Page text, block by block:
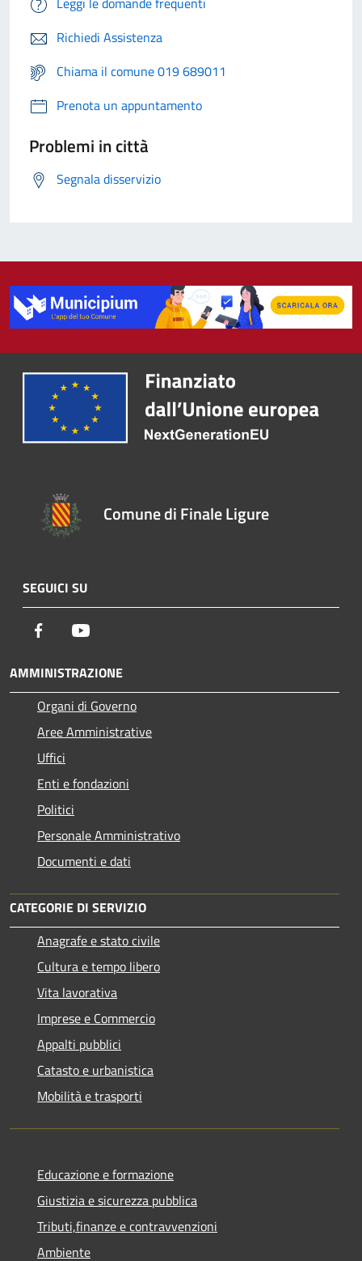
Richiedi Assistenza
Chiama il comune 019 689011
Prenota un appuntamento
Problemi in città
Segnala disservizio
Comune di Finale Ligure
SEGUICI SU
Facebook
AMMINISTRAZIONE
Organi di Governo
Aree Amministrative
Uffici
Enti e fondazioni
Politici
Personale Amministrativo
Documenti e dati
CATEGORIE DI SERVIZIO
Anagrafe e stato civile
Cultura e tempo libero
Vita lavorativa
Imprese e Commercio
Appalti pubblici
Catasto e urbanistica
Mobilità e trasporti
Educazione e formazione
Giustizia e sicurezza pubblica
Tributi,finanze e contravvenzioni
Ambiente